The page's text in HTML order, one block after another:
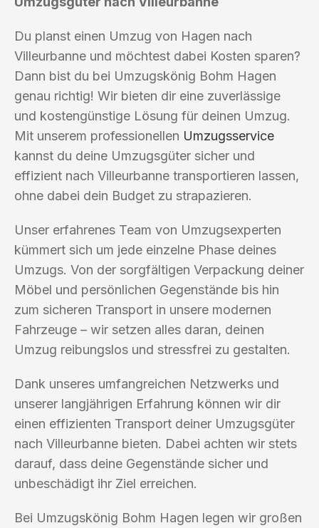
Du planst einen Umzug von Hagen nach
Villeurbanne und möchtest dabei Kosten sparen?
Dann bist du bei Umzugskönig Bohm Hagen
genau richtig! Wir bieten dir eine zuverlässige
und kostengünstige Lösung für deinen Umzug.
Mit unserem professionellen Umzugsservice
kannst du deine Umzugsgüter sicher und
effizient nach Villeurbanne transportieren lassen,
ohne dabei dein Budget zu strapazieren.
Unser erfahrenes Team von Umzugsexperten
kümmert sich um jede einzelne Phase deines
Umzugs. Von der sorgfältigen Verpackung deiner
Möbel und persönlichen Gegenstände bis hin
zum sicheren Transport in unsere modernen
Fahrzeuge – wir setzen alles daran, deinen
Umzug reibungslos und stressfrei zu gestalten.
Dank unseres umfangreichen Netzwerks und
unserer langjährigen Erfahrung können wir dir
einen effizienten Transport deiner Umzugsgüter
nach Villeurbanne bieten. Dabei achten wir stets
darauf, dass deine Gegenstände sicher und
unbeschädigt ihr Ziel erreichen.
Bei Umzugskönig Bohm Hagen legen wir großen